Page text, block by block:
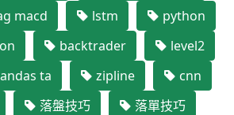
macd lstm
python
backtrader
level2
ta zipline
cnn
落盤技巧
落單技巧